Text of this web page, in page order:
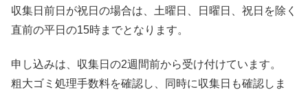
収集日前日が祝日の場合は、土曜日、日曜日、祝日を除く
直前の平日の15時までとなります。
申し込みは、収集日の2週間前から受け付けています。
粗大ゴミ処理手数料を確認し、同時に収集日も確認しま